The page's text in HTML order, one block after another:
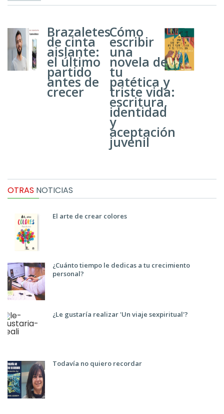
Brazaletes
de cinta
aislante:
el último
partido
antes de
crecer
Cómo
escribir
una
novela de
tu
patética y
triste vida:
escritura,
identidad
y
aceptación
juvenil
OTRAS NOTICIAS
El arte de crear colores
¿Cuánto tiempo le dedicas a tu crecimiento
personal?
¿Le gustaría realizar 'Un viaje sexpiritual'?
Todavía no quiero recordar